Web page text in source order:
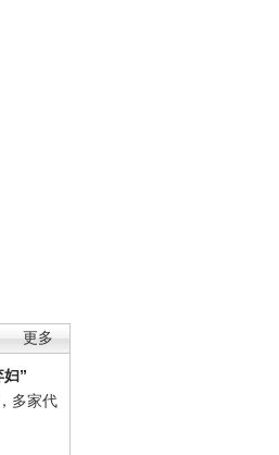
更多
”
多家代